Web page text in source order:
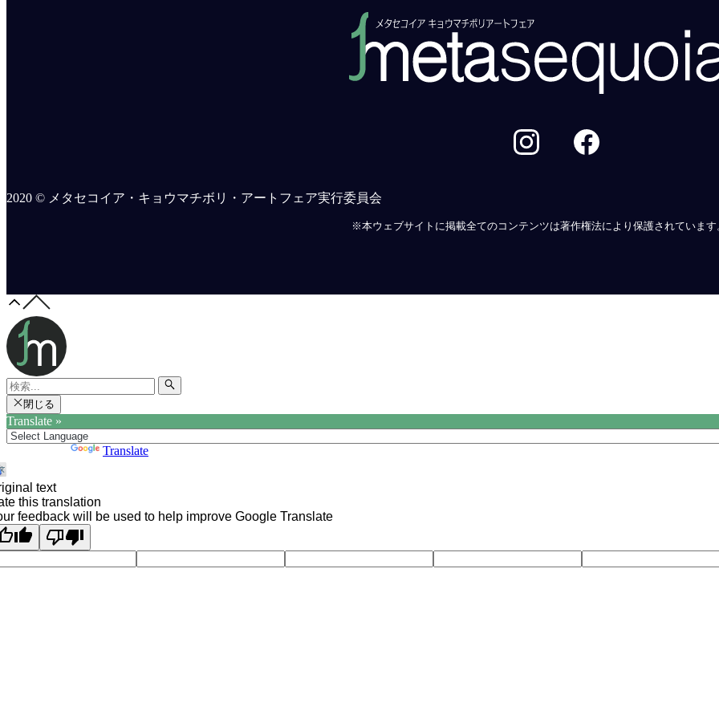
2020 © メタセコイア・キョウマチボリ・アートフェア実行委員会
※本ウェブサイトに掲載全てのコンテンツは著作権法により保護されています
閉じる
Translate »
Translate
text
this translation
feedback will be used to help improve Google Translate